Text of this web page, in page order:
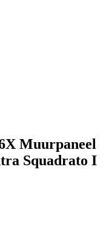
Muurpaneel
Squadrato I